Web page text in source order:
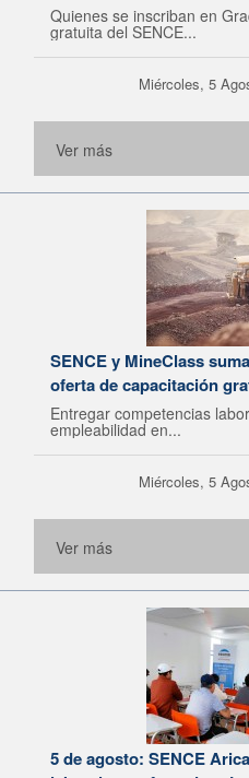
Quienes se inscriban en
gratuita del SENCE...
Miércoles, 5
Ver más
SENCE y MineClass
oferta de capacitación
Entregar competencias
empleabilidad en...
Miércoles, 5
Ver más
5 de agosto: SENCE